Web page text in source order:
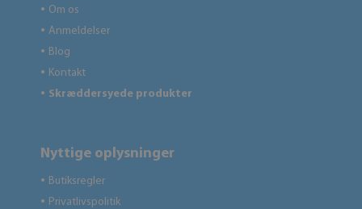
● Om os
● Anmeldelser
● Blog
● Kontakt
● Skræddersyede produkter
Nyttige oplysninger
● Butiksregler
● Privatlivspolitik